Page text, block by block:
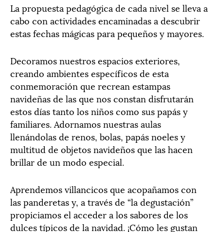
La propuesta pedagógica de cada nivel se lleva a
cabo con actividades encaminadas a descubrir
estas fechas mágicas para pequeños y mayores.
Decoramos nuestros espacios exteriores,
creando ambientes específicos de esta
conmemoración que recrean estampas
navideñas de las que nos constan disfrutarán
estos días tanto los niños como sus papás y
familiares. Adornamos nuestras aulas
llenándolas de renos, bolas, papás noeles y
multitud de objetos navideños que las hacen
brillar de un modo especial.
Aprendemos villancicos que acopañamos con
las panderetas y, a través de “la degustación”
propiciamos el acceder a los sabores de los
dulces típicos de la navidad. ¡Cómo les gustan